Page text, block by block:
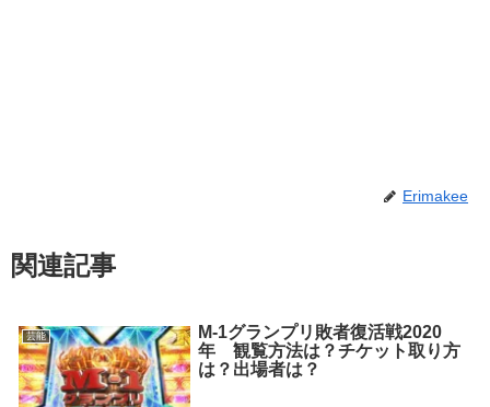
Erimakee
関連記事
芸能
M-1グランプリ敗者復活戦2020
年 観覧方法は？チケット取り方
は？出場者は？